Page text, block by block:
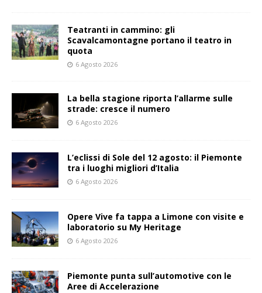
Teatranti in cammino: gli
Scavalcamontagne portano il teatro in
quota
6 Agosto 2026
La bella stagione riporta l’allarme sulle
strade: cresce il numero
6 Agosto 2026
L’eclissi di Sole del 12 agosto: il Piemonte
tra i luoghi migliori d’Italia
6 Agosto 2026
Opere Vive fa tappa a Limone con visite e
laboratorio su My Heritage
6 Agosto 2026
Piemonte punta sull’automotive con le
Aree di Accelerazione